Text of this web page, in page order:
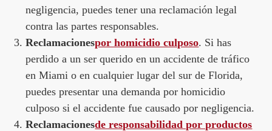
negligencia, puedes tener una reclamación legal
contra las partes responsables.
Reclamacionespor homicidio culposo. Si has
perdido a un ser querido en un accidente de tráfico
en Miami o en cualquier lugar del sur de Florida,
puedes presentar una demanda por homicidio
culposo si el accidente fue causado por negligencia.
Reclamacionesde responsabilidad por productos